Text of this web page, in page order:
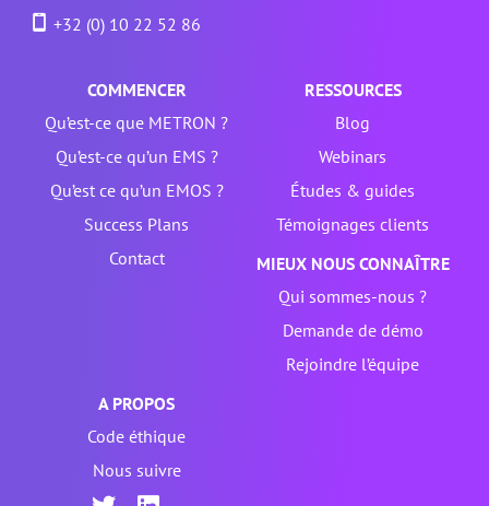
+32 (0) 10 22 52 86
COMMENCER
Qu’est-ce que METRON ?
Qu’est-ce qu’un EMS ?
Qu’est ce qu’un EMOS ?
Success Plans
RESSOURCES
Blog
Webinars
Études & guides
Témoignages clients
Contact
MIEUX NOUS CONNAÎTRE
Qui sommes-nous ?
Demande de démo
Rejoindre l’équipe
A PROPOS
Code éthique
Nous suivre